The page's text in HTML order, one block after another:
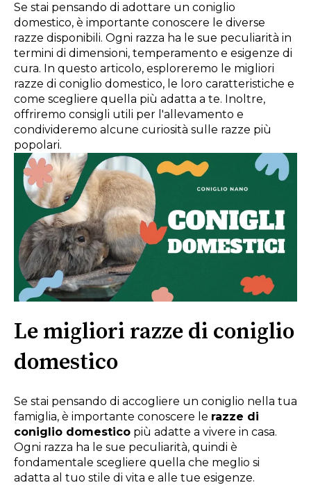
Se stai pensando di adottare un coniglio
domestico, è importante conoscere le diverse
razze disponibili. Ogni razza ha le sue peculiarità in
termini di dimensioni, temperamento e esigenze di
cura. In questo articolo, esploreremo le migliori
razze di coniglio domestico, le loro caratteristiche e
come scegliere quella più adatta a te. Inoltre,
offriremo consigli utili per l'allevamento e
condivideremo alcune curiosità sulle razze più
popolari.
Le migliori razze di coniglio
domestico
Se stai pensando di accogliere un coniglio nella tua
famiglia, è importante conoscere le razze di
coniglio domestico più adatte a vivere in casa.
Ogni razza ha le sue peculiarità, quindi è
fondamentale scegliere quella che meglio si
adatta al tuo stile di vita e alle tue esigenze.